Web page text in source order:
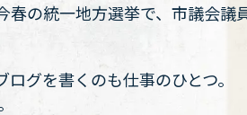
の統一地方選挙で、市議会議
グを書くのも仕事のひとつ。